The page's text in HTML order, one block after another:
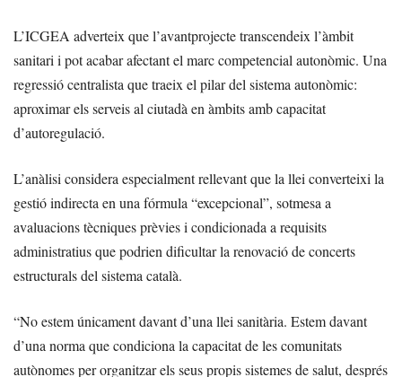
L’ICGEA adverteix que l’avantprojecte transcendeix l’àmbit
sanitari i pot acabar afectant el marc competencial autonòmic. Una
regressió centralista que traeix el pilar del sistema autonòmic:
aproximar els serveis al ciutadà en àmbits amb capacitat
d’autoregulació.
L’anàlisi considera especialment rellevant que la llei converteixi la
gestió indirecta en una fórmula “excepcional”, sotmesa a
avaluacions tècniques prèvies i condicionada a requisits
administratius que podrien dificultar la renovació de concerts
estructurals del sistema català.
“No estem únicament davant d’una llei sanitària. Estem davant
d’una norma que condiciona la capacitat de les comunitats
autònomes per organitzar els seus propis sistemes de salut, després